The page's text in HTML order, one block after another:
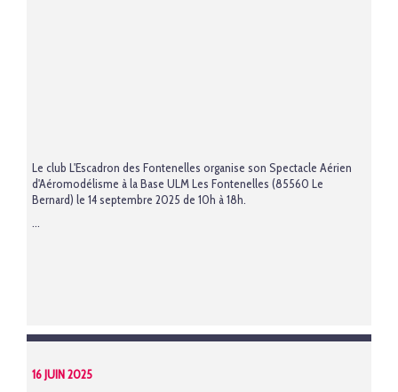
Le club L'Escadron des Fontenelles organise son Spectacle Aérien
d'Aéromodélisme à la Base ULM Les Fontenelles (85560 Le
Bernard) le 14 septembre 2025 de 10h à 18h.
...
16 JUIN 2025